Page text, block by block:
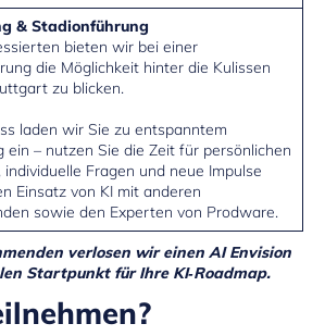
& Stadionführung
bieten wir bei einer
die Möglichkeit hinter die Kulissen
zu blicken.
laden wir Sie zu entspanntem
ein – nutzen Sie die Zeit für persönlichen
Fragen und neue Impulse
Einsatz von KI mit anderen
sowie den Experten von Prodware.
verlosen wir einen AI Envision
Startpunkt für Ihre KI‑Roadmap.